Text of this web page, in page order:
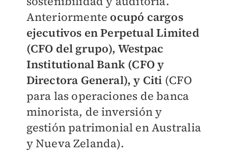
Anteriormente ocupó cargos
ejecutivos en Perpetual Limited
(CFO del grupo), Westpac
Institutional Bank (CFO y
Directora General), y Citi (CFO
para las operaciones de banca
minorista, de inversión y
gestión patrimonial en Australia
y Nueva Zelanda).